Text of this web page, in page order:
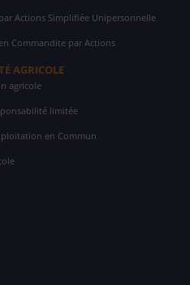
Actions Simplifiée Unipersonnelle
Commandite par Actions
AGRICOLE
agricole
limitée
en Commun